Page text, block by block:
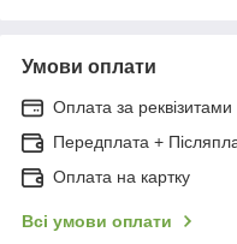
Умови оплати
Оплата за реквізитами
Передплата +
Оплата на картку
Всі умови оплати